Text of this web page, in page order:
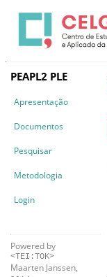
PEAPL2 PLE
Apresentação
Documentos
Pesquisar
Metodologia
Login
Powered by
<TEI:TOK>
Maarten Janssen,